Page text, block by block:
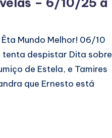
Mundo Melhor! 06/10
despistar Dita sobre
de Estela, e Tamires
que Ernesto está